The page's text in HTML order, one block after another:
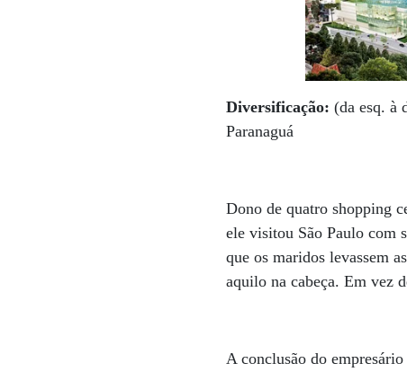
Diversificação:(da esq. à
Paranaguá
Dono de quatro shopping
ele visitou São Paulo com
que os maridos levassem
aquilo na cabeça. Em vez
A conclusão do